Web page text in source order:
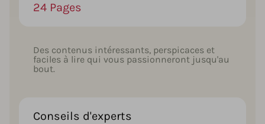
24 Pages
Des contenus intéressants, perspicaces et
faciles à lire qui vous passionneront jusqu'au
bout.
Conseils d'experts